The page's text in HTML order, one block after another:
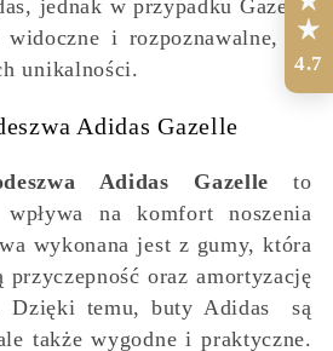
jednak w przypadku Gazelle
widoczne i rozpoznawalne, co
unikalności.
Adidas Gazelle
Adidas Gazelle to
na komfort noszenia
wykonana jest z gumy, która
przyczepność oraz amortyzację
Dzięki temu, buty Adidas są
także wygodne i praktyczne.
4.7